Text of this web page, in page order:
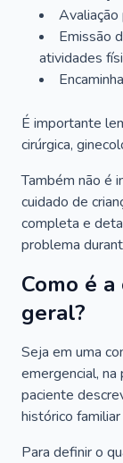
Emissão
atividades
É importante
cirúrgica,
Também não é
cuidado de
completa e
problema
Como é
geral?
Seja em uma
emergencial,
paciente
histórico
Para definir o